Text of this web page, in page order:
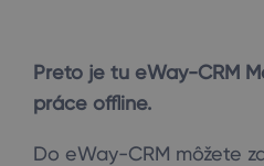
Preto je tu eWay-CRM
práce offline.
Do eWay-CRM môžete